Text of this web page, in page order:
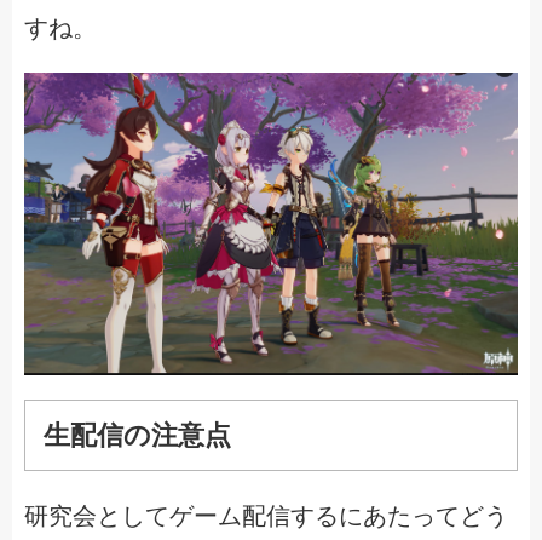
すね。
生配信の注意点
研究会としてゲーム配信するにあたってどう